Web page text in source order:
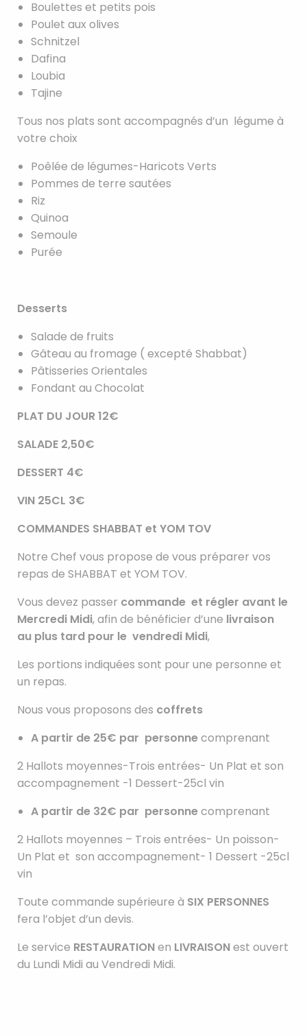
Boulettes et petits pois
Poulet aux olives
Schnitzel
Dafina
Loubia
Tajine
Tous nos plats sont accompagnés d’un légume à
votre choix
Poêlée de légumes-Haricots Verts
Pommes de terre sautées
Riz
Quinoa
Semoule
Purée
Desserts
Salade de fruits
Gâteau au fromage ( excepté Shabbat)
Pâtisseries Orientales
Fondant au Chocolat
PLAT DU JOUR 12€
SALADE 2,50€
DESSERT 4€
VIN 25CL 3€
COMMANDES SHABBAT et YOM TOV
Notre Chef vous propose de vous préparer vos
repas de SHABBAT et YOM TOV.
Vous devez passer commande et régler avant le
Mercredi Midi, afin de bénéficier d’une livraison
au plus tard pour le vendredi Midi,
Les portions indiquées sont pour une personne et
un repas.
Nous vous proposons des coffrets
A partir de 25€ par personnecomprenant
2 Hallots moyennes-Trois entrées- Un Plat et son
accompagnement -1 Dessert-25cl vin
A partir de 32€ par personnecomprenant
2 Hallots moyennes – Trois entrées- Un poisson-
Un Plat et son accompagnement- 1 Dessert -25cl
vin
Toute commande supérieure à SIX PERSONNES
fera l’objet d’un devis.
Le service RESTAURATIONen LIVRAISONest ouvert
du Lundi Midi au Vendredi Midi.